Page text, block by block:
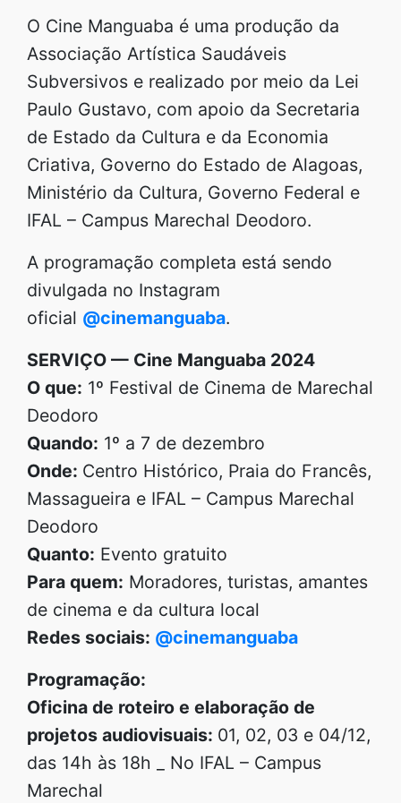
O Cine Manguaba é uma produção da
Associação Artística Saudáveis
Subversivos e realizado por meio da Lei
Paulo Gustavo, com apoio da Secretaria
de Estado da Cultura e da Economia
Criativa, Governo do Estado de Alagoas,
Ministério da Cultura, Governo Federal e
IFAL – Campus Marechal Deodoro.
A programação completa está sendo
divulgada no Instagram
oficial @cinemanguaba.
SERVIÇO — Cine Manguaba 2024
O que: 1º Festival de Cinema de Marechal
Deodoro
Quando: 1º a 7 de dezembro
Onde: Centro Histórico, Praia do Francês,
Massagueira e IFAL – Campus Marechal
Deodoro
Quanto: Evento gratuito
Para quem: Moradores, turistas, amantes
de cinema e da cultura local
Redes sociais: @cinemanguaba
Programação:
Oficina de roteiro e elaboração de
projetos audiovisuais: 01, 02, 03 e 04/12,
das 14h às 18h _ No IFAL – Campus
Marechal